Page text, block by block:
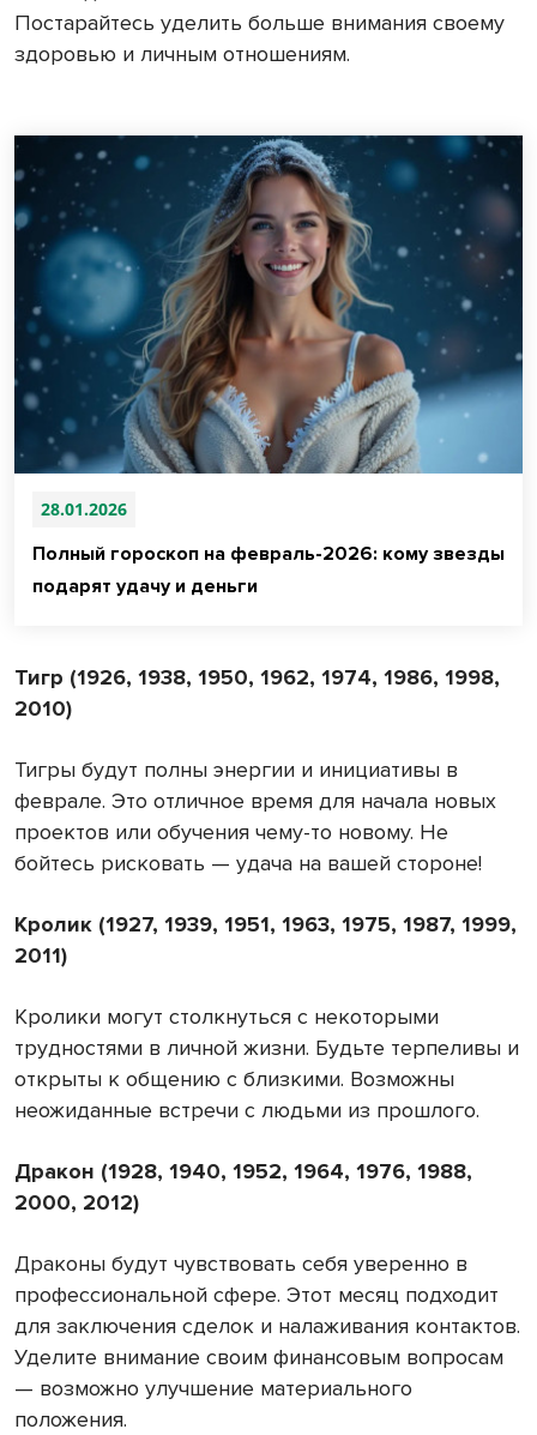
Постарайтесь уделить больше внимания своему
здоровью и личным отношениям.
28.01.2026
Полный гороскоп на февраль-2026: кому звезды
подарят удачу и деньги
Тигр (1926, 1938, 1950, 1962, 1974, 1986, 1998,
2010)
Тигры будут полны энергии и инициативы в
феврале. Это отличное время для начала новых
проектов или обучения чему-то новому. Не
бойтесь рисковать — удача на вашей стороне!
Кролик (1927, 1939, 1951, 1963, 1975, 1987, 1999,
2011)
Кролики могут столкнуться с некоторыми
трудностями в личной жизни. Будьте терпеливы и
открыты к общению с близкими. Возможны
неожиданные встречи с людьми из прошлого.
Дракон (1928, 1940, 1952, 1964, 1976, 1988,
2000, 2012)
Драконы будут чувствовать себя уверенно в
профессиональной сфере. Этот месяц подходит
для заключения сделок и налаживания контактов.
Уделите внимание своим финансовым вопросам
— возможно улучшение материального
положения.